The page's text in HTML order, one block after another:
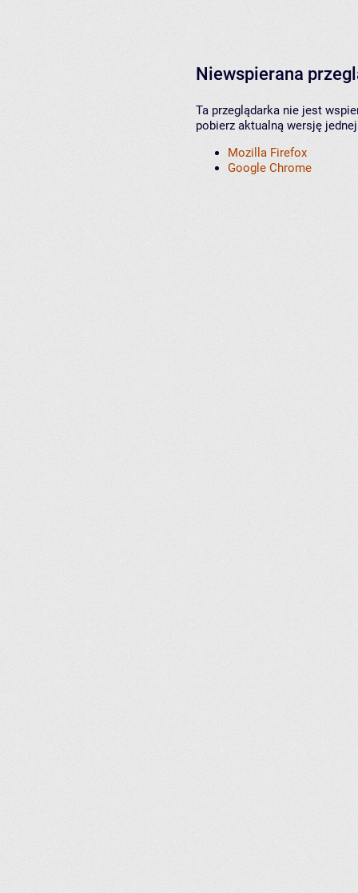
Niewspierana
Ta przeglądarka nie jest
pobierz aktualną wersję
Mozilla Firefox
Google Chrome